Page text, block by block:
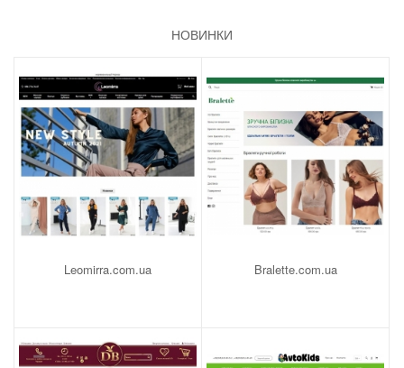
НОВИНКИ
Leomirra.com.ua Bralette.com.ua